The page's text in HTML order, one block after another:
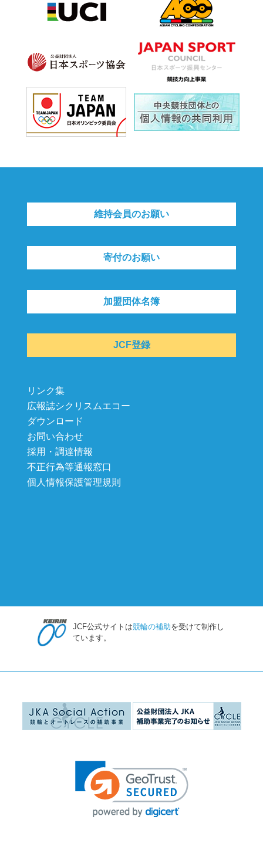
維持会員のお願い
寄付のお願い
加盟団体名簿
JCF登録
リンク集
広報誌シクリスムエコー
ダウンロード
お問い合わせ
採用・調達情報
不正行為等通報窓口
個人情報保護管理規則
JCF公式サイトは競輪の補助を受けて制作し
ています。